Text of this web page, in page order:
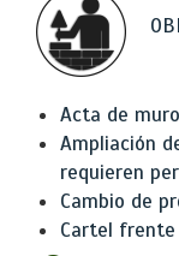
Acta de
Ampliación
requieren
Cambio de
Cartel frente